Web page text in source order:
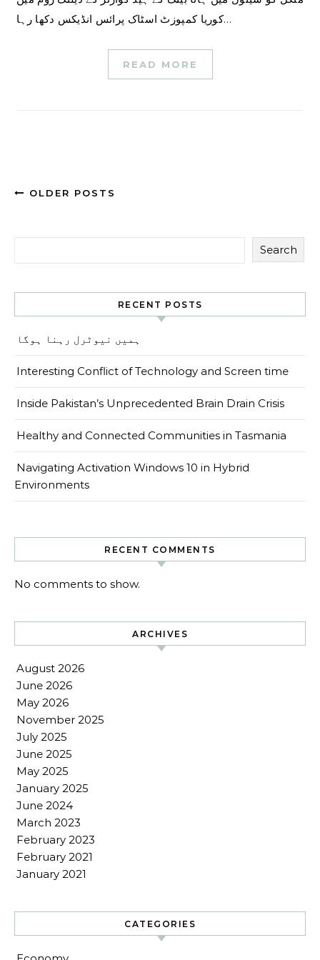
کوریا کمپوزٹ اسٹاک پرائس انڈیکس دکھا رہا…
READ MORE
OLDER POSTS
Search
RECENT POSTS
ہمیں نیوٹرل رہنا ہوگا
Interesting Conflict of Technology and Screen time
Inside Pakistan’s Unprecedented Brain Drain Crisis
Healthy and Connected Communities in Tasmania
Navigating Activation Windows 10 in Hybrid
Environments
RECENT COMMENTS
No comments to show.
ARCHIVES
August 2026
June 2026
May 2026
November 2025
July 2025
June 2025
May 2025
January 2025
June 2024
March 2023
February 2023
February 2021
January 2021
CATEGORIES